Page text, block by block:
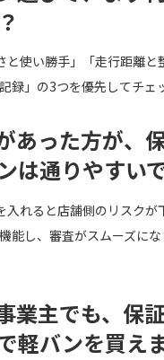
と使い勝手」「走行距離と
録」の3つを優先してチェ
あった方が、
は通りやすい
入れると店舗側のリスクが
能し、審査がスムーズに
業主でも、保
軽バンを買え